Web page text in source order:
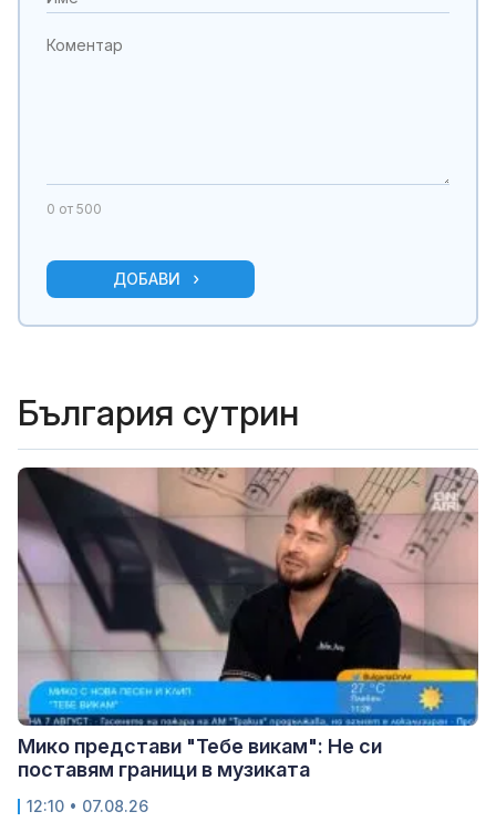
0 от 500
ДОБАВИ
България сутрин
Мико представи "Тебе викам": Не си
поставям граници в музиката
12:10 • 07.08.26